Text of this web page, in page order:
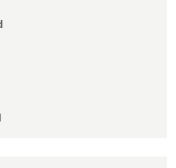
begrip en graag tot binnenkort!